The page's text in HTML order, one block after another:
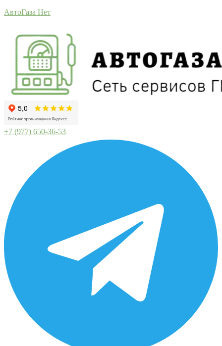
АвтоГаза Нет
+7 (977) 650-36-53